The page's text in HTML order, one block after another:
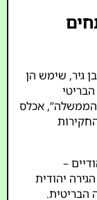
גיר, שימש הן
הממשלה”, אכלס
יהודיים –
יהודית
הבריטית.